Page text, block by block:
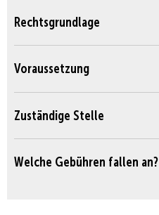
Rechtsgrundlage
Voraussetzung
Zuständige Stelle
Welche Gebühren fallen an?